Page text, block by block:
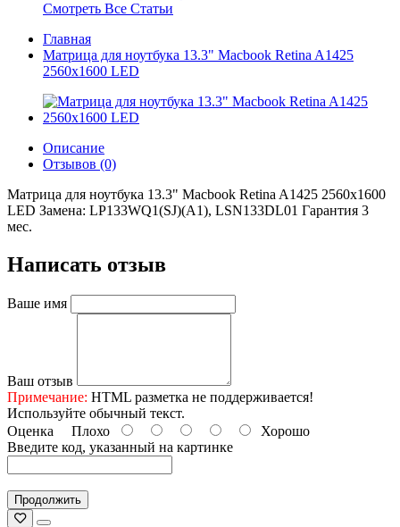
Смотреть Все Статьи
Главная
Матрица для ноутбука 13.3" Macbook Retina A1425
2560x1600 LED
Описание
Отзывов (0)
Матрица для ноутбука 13.3" Macbook Retina A1425 2560x1600
LED Замена: LP133WQ1(SJ)(A1), LSN133DL01 Гарантия 3
мес.
Написать отзыв
Ваше имя
Ваш отзыв
Примечание: HTML разметка не поддерживается!
Используйте обычный текст.
Оценка Плохо
Хорошо
Введите код, указанный на картинке
Продолжить